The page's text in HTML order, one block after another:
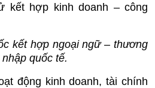
kết hợp kinh doanh – công
kết hợp ngoại ngữ – thương
quốc tế.
động kinh doanh, tài chính